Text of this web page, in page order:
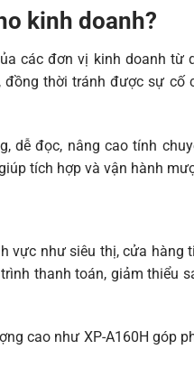
kinh doanh?
các đơn vị kinh doanh
thời tránh được sự
đọc, nâng cao tính
tích hợp và vận hành
như siêu thị, cửa hàng
thanh toán, giảm thiểu
cao như XP-A160H góp